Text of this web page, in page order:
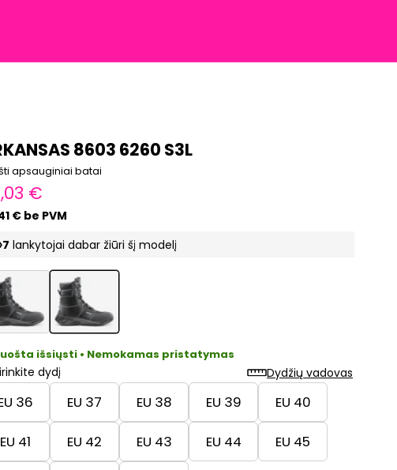
8603 6260 S3L
apsauginiai batai
kaina
€
€ be PVM
7 lankytojai dabar žiūri šį modelį
ProductListDropProductListDrop
išsiųsti • Nemokamas pristatymas
dydį Dydžių vadovas
36 EU 37 EU 38 EU 39 EU 40
EU 41 EU 42 EU 43 EU 44 EU 45